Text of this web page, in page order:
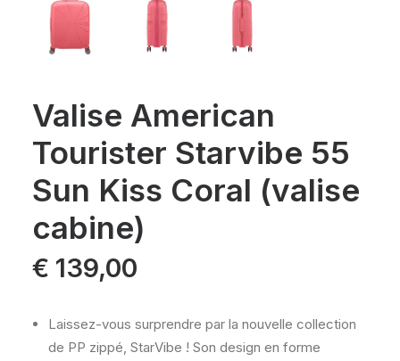
Valise American
Tourister Starvibe 55
Sun Kiss Coral (valise
cabine)
€ 139,00
Laissez-vous surprendre par la nouvelle collection
de PP zippé, StarVibe ! Son design en forme